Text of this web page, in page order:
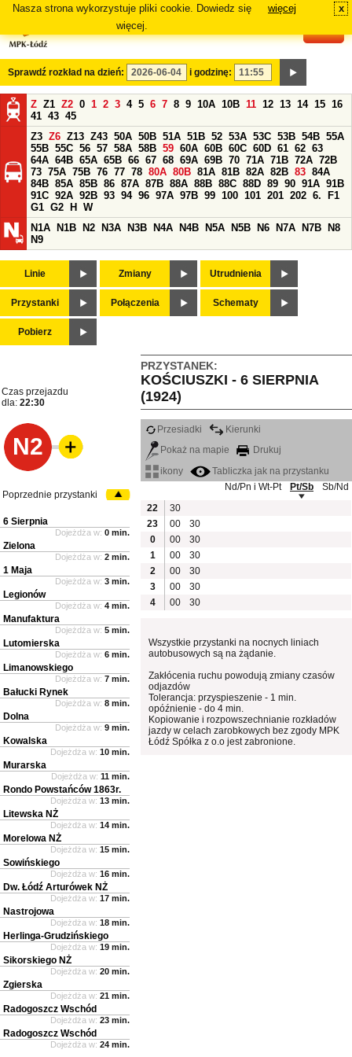
Nasza strona wykorzystuje pliki cookie. Dowiedz się
więcej.
więcej x
Sprawdź rozkład na dzień: i godzinę:
Z Z1 Z2 0 1 2 3 4 5 6 7 8 9 10A 10B 11 12 13 14 15 16
41 43 45
Z3 Z6 Z13 Z43 50A 50B 51A 51B 52 53A 53C 53B 54B 55A
55B 55C 56 57 58A 58B 59 60A 60B 60C 60D 61 62 63
64A 64B 65A 65B 66 67 68 69A 69B 70 71A 71B 72A 72B
73 75A 75B 76 77 78 80A 80B 81A 81B 82A 82B 83 84A
84B 85A 85B 86 87A 87B 88A 88B 88C 88D 89 90 91A 91B
91C 92A 92B 93 94 96 97A 97B 99 100 101 201 202 6.
F1
G1 G2 H
W
N1A
N1B N2 N3A N3B N4A N4B N5A N5B N6 N7A N7B
N8
N9
Linie Zmiany Utrudnienia
Przystanki Połączenia Schematy
Pobierz
PRZYSTANEK:
KOŚCIUSZKI - 6 SIERPNIA
(1924)
Czas przejazdu
dla: 22:30
N2
Przesiadki
Kierunki
Pokaż na mapie
Drukuj
ikony
Tabliczka jak na przystanku
Nd/Pn i Wt-Pt
Pt/Sb
Sb/Nd
22
30
23
00
30
0
00
30
1
00
30
2
00
30
3
00
30
4
00 30
Wszystkie przystanki na nocnych liniach
autobusowych są na żądanie.
Zakłócenia ruchu powodują zmiany czasów
odjazdów
Tolerancja: przyspieszenie - 1 min.
opóźnienie - do 4 min.
Kopiowanie i rozpowszechnianie rozkładów
jazdy w celach zarobkowych bez zgody MPK
Łódź Spółka z o.o jest zabronione.
Poprzednie przystanki
6 Sierpnia
Dojeżdża w: 0 min.
Zielona
Dojeżdża w: 2 min.
1 Maja
Dojeżdża w: 3 min.
Legionów
Dojeżdża w: 4 min.
Manufaktura
Dojeżdża w: 5 min.
Lutomierska
Dojeżdża w: 6 min.
Limanowskiego
Dojeżdża w: 7 min.
Bałucki Rynek
Dojeżdża w: 8 min.
Dolna
Dojeżdża w: 9 min.
Kowalska
Dojeżdża w: 10 min.
Murarska
Dojeżdża w: 11 min.
Rondo Powstańców 1863r.
Dojeżdża w: 13 min.
Litewska NŻ
Dojeżdża w: 14 min.
Morelowa NŻ
Dojeżdża w: 15 min.
Sowińskiego
Dojeżdża w: 16 min.
Dw. Łódź Arturówek NŻ
Dojeżdża w: 17 min.
Nastrojowa
Dojeżdża w: 18 min.
Herlinga-Grudzińskiego
Dojeżdża w: 19 min.
Sikorskiego NŻ
Dojeżdża w: 20 min.
Zgierska
Dojeżdża w: 21 min.
Radogoszcz Wschód
Dojeżdża w: 23 min.
Radogoszcz Wschód
Dojeżdża w: 24 min.